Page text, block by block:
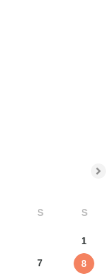
S S
1
7
8